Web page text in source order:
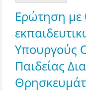
Ερώτηση με
Υπουργούς
Παιδείας